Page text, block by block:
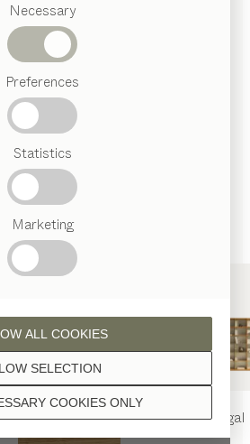
Necessary
Preferences
Statistics
Marketing
COOKIES ONLY
SELECTION
ALL COOKIES
nyaStuhl filignoRegal
werden alle
Naturöl veredelt.